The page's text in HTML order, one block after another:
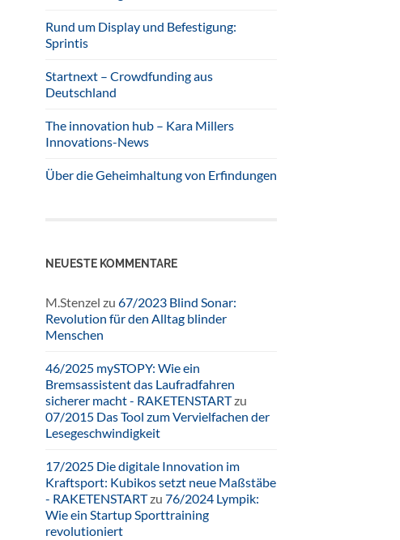
Rund um Display und Befestigung:
Sprintis
Startnext – Crowdfunding aus
Deutschland
The innovation hub – Kara Millers
Innovations-News
Über die Geheimhaltung von Erfindungen
NEUESTE KOMMENTARE
M.Stenzel zu 67/2023 Blind Sonar:
Revolution für den Alltag blinder
Menschen
46/2025 mySTOPY: Wie ein
Bremsassistent das Laufradfahren
sicherer macht - RAKETENSTARTzu
07/2015 Das Tool zum Vervielfachen der
Lesegeschwindigkeit
17/2025 Die digitale Innovation im
Kraftsport: Kubikos setzt neue Maßstäbe
- RAKETENSTARTzu 76/2024 Lympik:
Wie ein Startup Sporttraining
revolutioniert